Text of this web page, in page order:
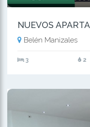
Belén Manizales
3 2